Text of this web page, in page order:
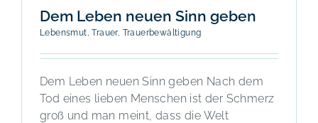
Dem Leben neuen Sinn geben
Lebensmut ,Trauer, Trauerbewältigung
Dem Leben neuen Sinn geben Nach dem
Tod eines lieben Menschen ist der Schmerz
groß und man meint, dass die Welt